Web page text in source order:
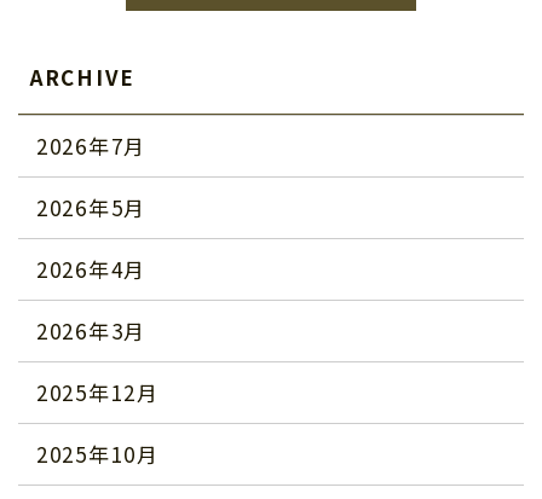
ARCHIVE
2026年7月
2026年5月
2026年4月
2026年3月
2025年12月
2025年10月